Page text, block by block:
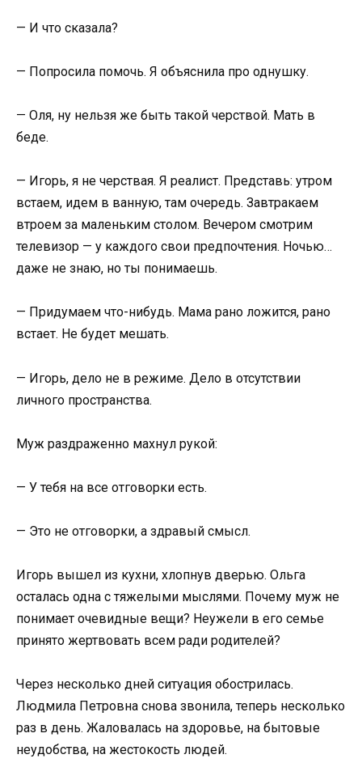
— И что сказала?
— Попросила помочь. Я объяснила про однушку.
— Оля, ну нельзя же быть такой черствой. Мать в
беде.
— Игорь, я не черствая. Я реалист. Представь: утром
встаем, идем в ванную, там очередь. Завтракаем
втроем за маленьким столом. Вечером смотрим
телевизор — у каждого свои предпочтения. Ночью…
даже не знаю, но ты понимаешь.
— Придумаем что-нибудь. Мама рано ложится, рано
встает. Не будет мешать.
— Игорь, дело не в режиме. Дело в отсутствии
личного пространства.
Муж раздраженно махнул рукой:
— У тебя на все отговорки есть.
— Это не отговорки, а здравый смысл.
Игорь вышел из кухни, хлопнув дверью. Ольга
осталась одна с тяжелыми мыслями. Почему муж не
понимает очевидные вещи? Неужели в его семье
принято жертвовать всем ради родителей?
Через несколько дней ситуация обострилась.
Людмила Петровна снова звонила, теперь несколько
раз в день. Жаловалась на здоровье, на бытовые
неудобства, на жестокость людей.